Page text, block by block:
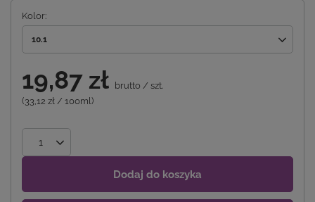
Kolor
10.1
19,87 zł brutto / szt.
(33,12 zł / 100ml)
Dodaj do koszyka